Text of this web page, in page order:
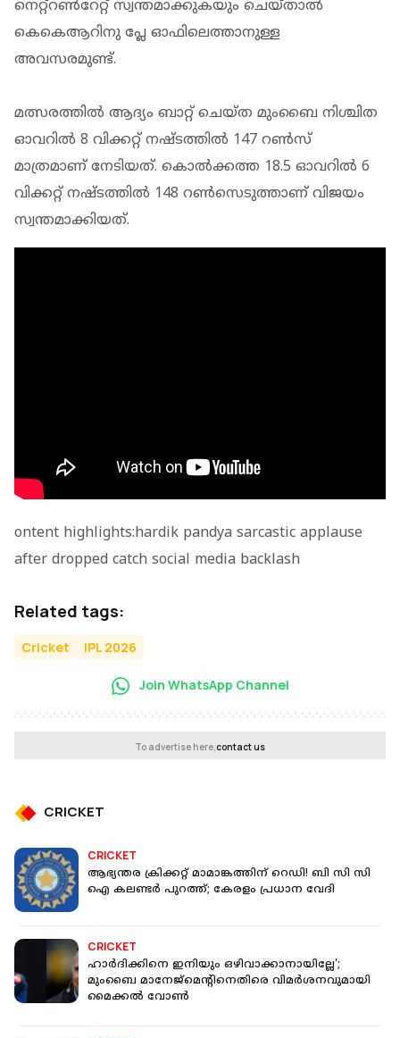
നെറ്റ്റണ്‍റേറ്റ് സ്വന്തമാക്കുകയും ചെയ്താല്‍
കെകെആറിനു പ്ലേ ഓഫിലെത്താനുള്ള
അവസരമുണ്ട്.
മത്സരത്തില്‍ ആദ്യം ബാറ്റ് ചെയ്ത മുംബൈ നിശ്ചിത
ഓവറില്‍ 8 വിക്കറ്റ് നഷ്ടത്തില്‍ 147 റണ്‍സ്
മാത്രമാണ് നേടിയത്. കൊല്‍ക്കത്ത 18.5 ഓവറില്‍ 6
വിക്കറ്റ് നഷ്ടത്തില്‍ 148 റണ്‍സെടുത്താണ് വിജയം
സ്വന്തമാക്കിയത്.
ontent highlights:hardik pandya sarcastic applause
after dropped catch social media backlash
Related tags:
Cricket IPL 2026
Join WhatsApp Channel
To advertise here,contact us
CRICKET
CRICKET
ആഭ്യന്തര ക്രിക്കറ്റ് മാമാങ്കത്തിന് റെഡി! ബി സി സി
ഐ കലണ്ടർ പുറത്ത്; കേരളം പ്രധാന വേദി
CRICKET
ഹാർദിക്കിനെ ഇനിയും ഒഴിവാക്കാനായില്ലേ';
മുംബൈ മാനേജ്‌മെന്റിനെതിരെ വിമർശനവുമായി
മൈക്കൽ വോൺ